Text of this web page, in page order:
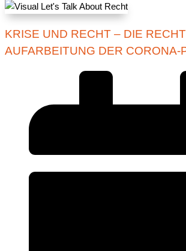
KRISE UND RECHT – DIE
AUFARBEITUNG DER CORONA-